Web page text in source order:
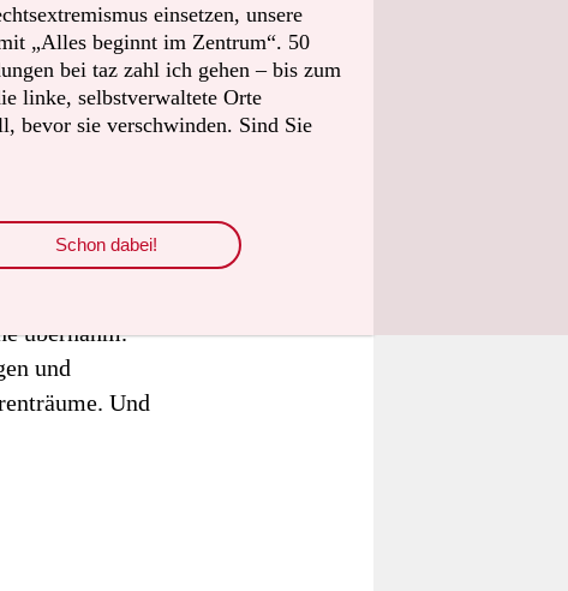
sammelt
für
dann doch
übernahm.
und
Und
einsetzen, unsere
„Alles beginnt im Zentrum“. 50
bei taz zahl ich gehen – bis zum
linke, selbstverwaltete Orte
bevor sie verschwinden. Sind Sie
Schon dabei!